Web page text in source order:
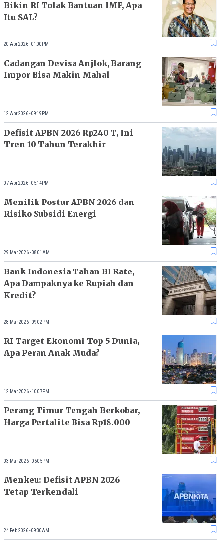
Bikin RI Tolak Bantuan IMF, Apa
Itu SAL?
20 Apr 2026 - 01:00PM
Cadangan Devisa Anjlok, Barang
Impor Bisa Makin Mahal
12 Apr 2026 - 09:19PM
Defisit APBN 2026 Rp240 T, Ini
Tren 10 Tahun Terakhir
07 Apr 2026 - 05:14PM
Menilik Postur APBN 2026 dan
Risiko Subsidi Energi
29 Mar 2026 - 08:01AM
Bank Indonesia Tahan BI Rate,
Apa Dampaknya ke Rupiah dan
Kredit?
28 Mar 2026 - 09:02PM
RI Target Ekonomi Top 5 Dunia,
Apa Peran Anak Muda?
12 Mar 2026 - 10:07PM
Perang Timur Tengah Berkobar,
Harga Pertalite Bisa Rp18.000
03 Mar 2026 - 05:05PM
Menkeu: Defisit APBN 2026
Tetap Terkendali
24 Feb 2026 - 09:30AM